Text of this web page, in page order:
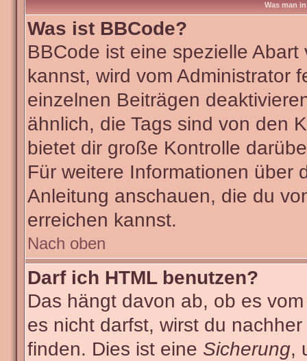
Was man
Was ist BBCode?
BBCode ist eine spezielle
kannst, wird vom Administrator
einzelnen Beiträgen
ähnlich, die Tags sind von den
bietet dir große Kontrolle
Für weitere Informationen über
Anleitung anschauen, die du
erreichen kannst.
Nach oben
Darf ich HTML benutzen?
Das hängt davon ab, ob es
es nicht darfst, wirst du
finden. Dies ist eine Sicherung,